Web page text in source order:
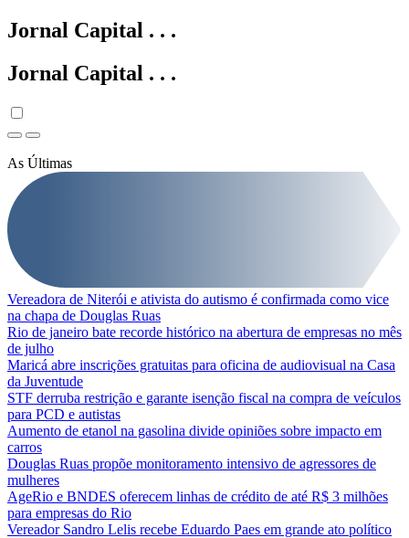
Jornal Capital . . .
Jornal Capital . . .
As Últimas
Vereadora de Niterói e ativista do autismo é confirmada como vice
na chapa de Douglas Ruas
Rio de janeiro bate recorde histórico na abertura de empresas no mês
de julho
Maricá abre inscrições gratuitas para oficina de audiovisual na Casa
da Juventude
STF derruba restrição e garante isenção fiscal na compra de veículos
para PCD e autistas
Aumento de etanol na gasolina divide opiniões sobre impacto em
carros
Douglas Ruas propõe monitoramento intensivo de agressores de
mulheres
AgeRio e BNDES oferecem linhas de crédito de até R$ 3 milhões
para empresas do Rio
Vereador Sandro Lelis recebe Eduardo Paes em grande ato político